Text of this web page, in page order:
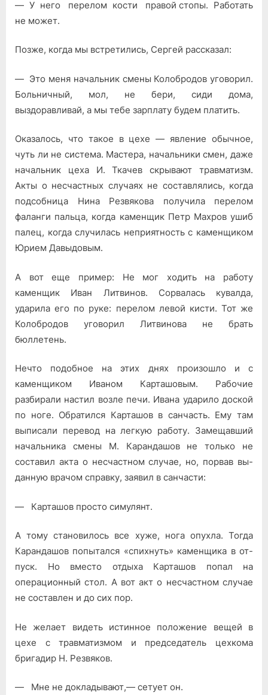
— У него перелом кости правой стопы. Работать
не может.
Позже, когда мы встретились, Сергей рассказал:
— Это меня начальник смены Колобродов уговорил.
Больничный, мол, не бери, сиди дома,
выздоравливай, а мы тебе зарплату будем платить.
Оказалось, что такое в цехе — яв­ление обычное,
чуть ли не система. Мастера, начальники смен, даже
на­чальник цеха И. Ткачев скрывают травматизм.
Акты о несчастных слу­чаях не составлялись, когда
подсоб­ница Нина Резвякова получила пере­лом
фаланги пальца, когда камен­щик Петр Махров ушиб
палец, когда случилась неприятность с каменщи­ком
Юрием Давыдовым.
А вот еще пример: Не мог ходить на работу
каменщик Иван Литвинов. Сорвалась кувалда,
ударила его по руке: перелом левой кисти. Тот же
Колобродов уговорил Литвинова не брать
бюллетень.
Нечто подобное на этих днях произошло и с
каменщиком Иваном Карташовым. Рабочие
разбирали настил возле печи. Ивана ударило доской
по ноге. Обратился Карташов в санчасть. Ему там
выписали перевод на легкую работу. Замещав­ший
начальника смены М. Карандашов не только не
составил акта о несчастном случае, но, порвав вы­
данную врачом справку, заявил в санчасти:
— Карташов просто симулянт.
А тому становилось все хуже, но­га опухла. Тогда
Карандашов попы­тался «спихнуть» каменщика в от­
пуск. Но вместо отдыха Карташов попал на
операционный стол. А вот акт о несчастном случае
не состав­лен и до сих пор.
Не желает видеть истинное поло­жение вещей в
цехе с травматизмом и председатель цехкома
бригадир Н. Резвяков.
— Мне не докладывают,— сетует он.